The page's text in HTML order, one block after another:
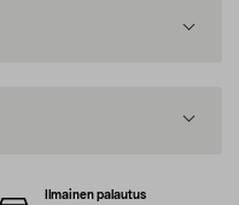
Ilmainen palautus